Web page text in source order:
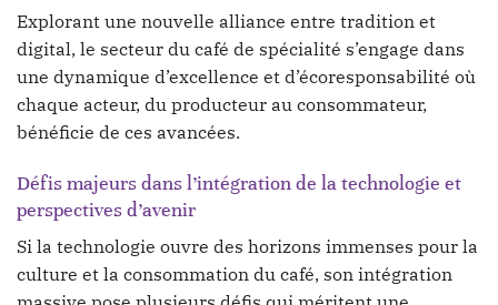
Explorant une nouvelle alliance entre tradition et
digital, le secteur du café de spécialité s’engage dans
une dynamique d’excellence et d’écoresponsabilité où
chaque acteur, du producteur au consommateur,
bénéficie de ces avancées.
Défis majeurs dans l’intégration de la technologie et
perspectives d’avenir
Si la technologie ouvre des horizons immenses pour la
culture et la consommation du café, son intégration